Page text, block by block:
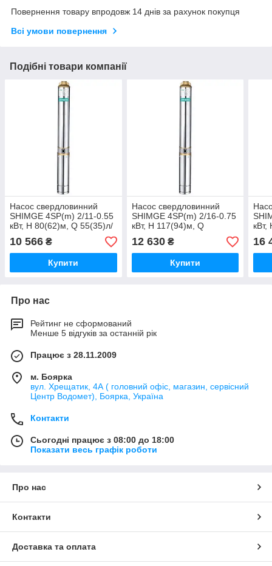
Повернення товару впродовж 14 днів за рахунок покупця
Всі умови повернення
Подібні товари компанії
Насос свердловинний
SHIMGE 4SP(m) 2/11-0.55
кВт, Н 80(62)м, Q 55(35)л/
хв, O96 мм, (кабель 45 м)
- 29433
10 566 ₴
Купити
Насос свердловинний
SHIMGE 4SP(m) 2/16-0.75
кВт, Н 117(94)м, Q
55(35)л/хв, O96 мм,
(кабель 55 м) - 29434
12 630₴
Купити
16
Про нас
Рейтинг не сформований
Менше 5 відгуків за останній рік
Працює з 28.11.2009
м. Боярка
вул. Хрещатик, 4А ( головний офіс, магазин, сервісний
Центр Водомет), Боярка, Україна
Контакти
Сьогодні працює з 08:00 до 18:00
Показати весь графік роботи
Про нас
Контакти
Доставка та оплата